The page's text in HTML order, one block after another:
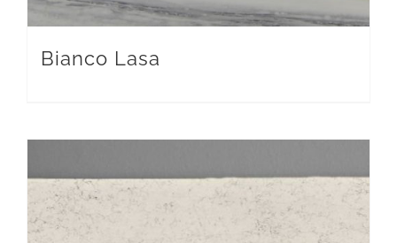
Bianco Lasa